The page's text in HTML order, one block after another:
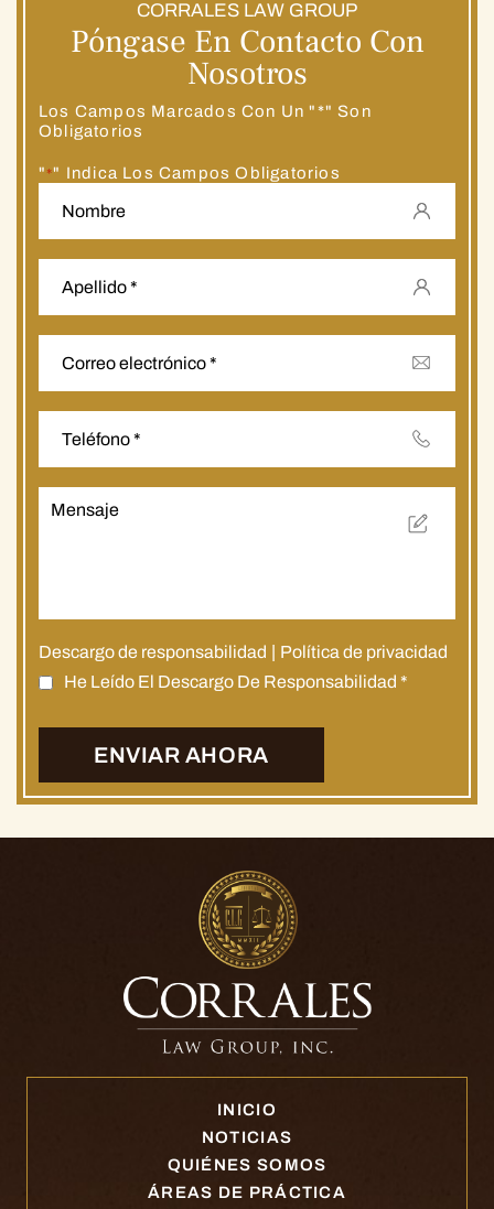
CORRALES LAW GROUP
Póngase En Contacto Con
Nosotros
Los Campos Marcados Con Un "*" Son
Obligatorios
" *" Indica Los Campos Obligatorios
Descargo de responsabilidad
Política de privacidad
He Leído El Descargo De Responsabilidad *
INICIO
NOTICIAS
QUIÉNES SOMOS
ÁREAS DE PRÁCTICA